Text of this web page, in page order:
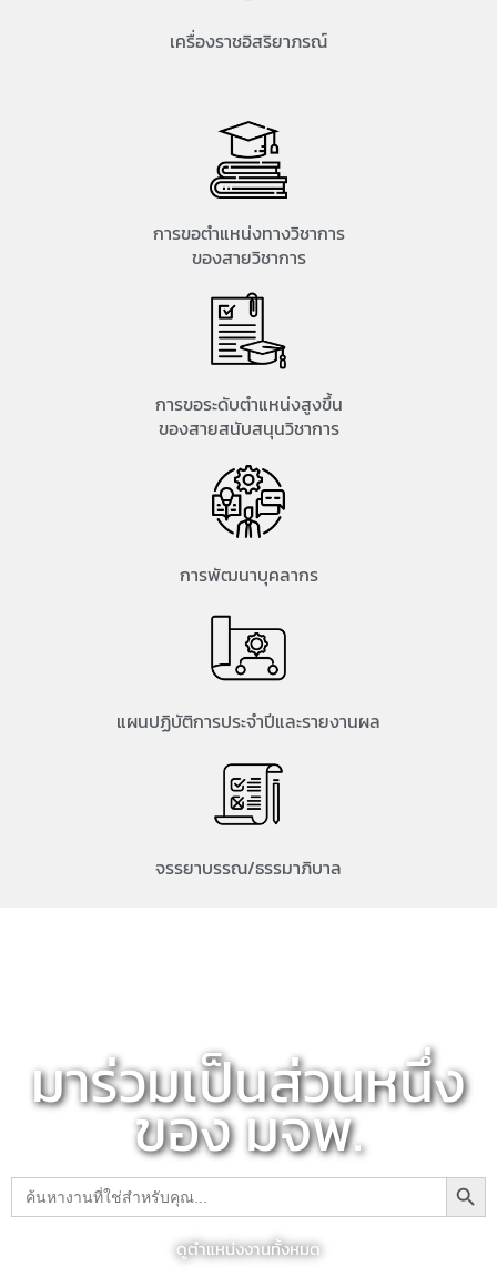
เครื่องราชอิสริยาภรณ์
การขอตำแหน่งทางวิชาการ
ของสายวิชาการ
การขอระดับตำแหน่งสูงขึ้น
ของสายสนับสนุนวิชาการ
การพัฒนาบุคลากร
แผนปฏิบัติการประจำปีและรายงานผล
จรรยาบรรณ/ธรรมาภิบาล
มาร่วมเป็นส่วนหนึ่ง
ของ มจพ.
Search
for:
Search Button
ดูตำแหน่งงานทั้งหมด